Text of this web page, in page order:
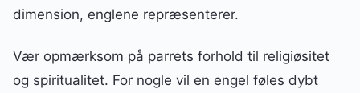
dimension, englene repræsenterer.
Vær opmærksom på parrets forhold til religiøsitet
og spiritualitet. For nogle vil en engel føles dybt